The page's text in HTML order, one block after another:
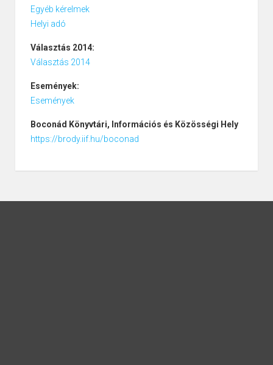
Egyéb kérelmek
Helyi adó
Választás 2014:
Választás 2014
Események:
Események
Boconád Könyvtári, Információs és Közösségi Hely
https://brody.iif.hu/boconad